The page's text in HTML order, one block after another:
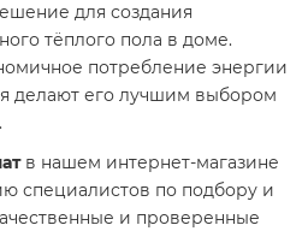
для создания
тёплого пола в доме.
потребление энергии
делают его лучшим выбором
в нашем интернет-магазине
специалистов по подбору и
и проверенные